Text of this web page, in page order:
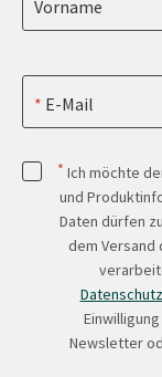
Vorname
E-Mail
* Ich möchte
und
Daten dürfen
dem
Newsletter